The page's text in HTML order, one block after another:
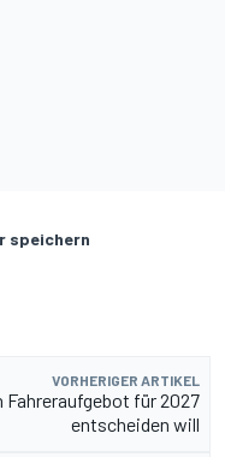
speichern
VORHERIGER ARTIKEL
Fahreraufgebot für 2027
entscheiden will